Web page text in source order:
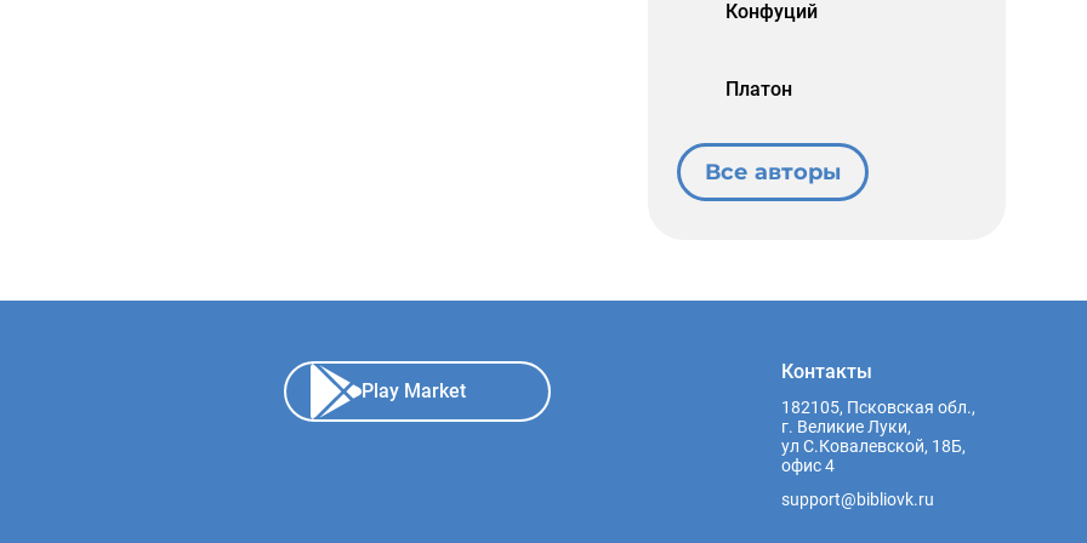
Конфуций
Платон
Все авторы
Play Market
Контакты
182105, Псковская обл.,
г. Великие Луки,
ул С.Ковалевской, 18Б,
офис 4
support@bibliovk.ru